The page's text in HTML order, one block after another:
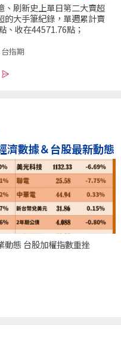
刷新史上單日第二大賣超
的大手筆紀錄，單週累計賣
、收在44571.76點；
台指期
數據＆台股最新動態
動態 台股加權指數重挫